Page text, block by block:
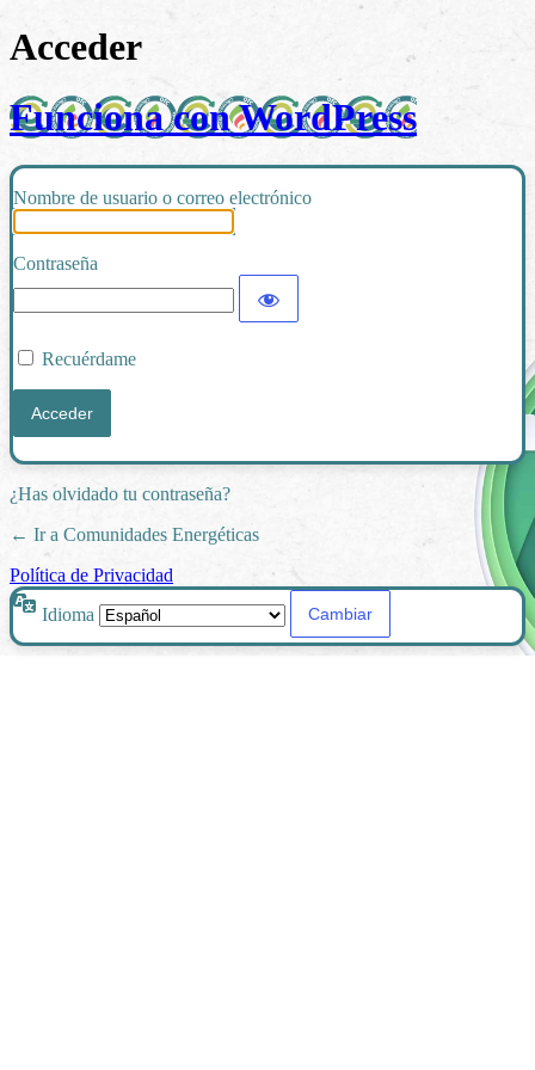
Acceder
Funciona con WordPress
Nombre de usuario o correo electrónico
Contraseña
Recuérdame
¿Has olvidado tu contraseña?
← Ir a Comunidades Energéticas
Política de Privacidad
Idioma